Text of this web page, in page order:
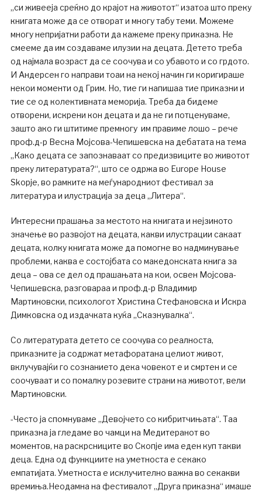
„си живееја среќно до крајот на животот“ изатоа што преку
книгата може да се отворат и многу табу теми. Можеме
многу непријатни работи да кажеме преку приказна. Не
смееме да им создаваме илузии на децата. Детето треба
од најмала возраст да се соочува и со убавото и со грдото.
И Андерсен го направи тоаи на некој начин ги коригираше
некои моменти од Грим. Но, тие ги напишаа тие приказни и
тие се од колективната меморија. Треба да бидеме
отворени, искрени кон децата и да не ги потценуваме,
зашто ако ги штитиме премногу им правиме лошо – рече
проф.д-р Весна Мојсова-Чепишевска на дебатата на тема
„Како децата се запознаваат со предизвиците во животот
преку литературата?“, што се одржа во Europe House
Skopje, во рамките на меѓународниот фестивал за
литература и илустрација за деца „Литера“.
Интересни прашања за местото на книгата и нејзиното
значење во развојот на децата, какви илустрации сакаат
децата, колку книгата може да помогне во надминување
проблеми, каква е состојбата со македонската книга за
деца – ова се дел од прашањата на кои, освен Мојсова-
Чепишевска, разговараа и проф.д-р Владимир
Мартиновски, психологот Христина Стефановска и Искра
Димковска од издачката куќа „Сказнувалка“.
Со литературата детето се соочува со реалноста,
приказните ја содржат метафоратана целиот живот,
вклучувајќи го сознанието дека човекот е и смртен и се
соочуваат и со помалку розевите страни на животот, вели
Мартиновски.
-Често ја спомнуваме „Девојчето со кибритчињата“. Таа
приказна ја гледаме во чамци на Медитеранот во
моментов, на раскрсниците во Скопје има еден куп такви
деца. Една од функциите на уметноста е секако
емпатијата. Уметноста е исклучително важна во секакви
времиња.Неодамна на фестивалот „Друга приказна“ имаше